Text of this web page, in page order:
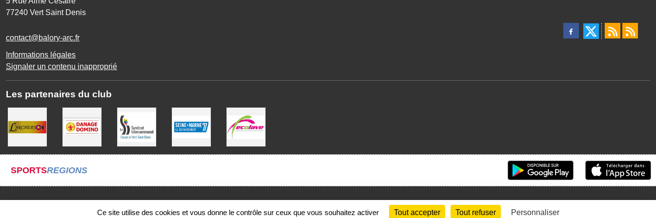
77240 Vert Saint Denis
contact@balory-arc.fr
Informations légales
Signaler un contenu inapproprié
Les partenaires du club
SPORTSREGIONS
Gestion des cookies
Ce site utilise des cookies et vous donne le contrôle sur ceux que vous souhaitez activer Tout accepter Tout refuser Personnaliser